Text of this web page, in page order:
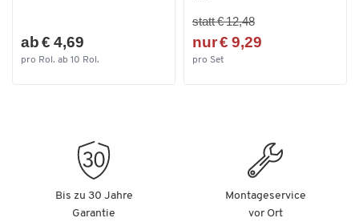
ab € 4,69
pro Rol. ab 10 Rol.
statt € 12,48
nur € 9,29
pro Set
Bis zu 30 Jahre
Garantie
Montageservice
vor Ort